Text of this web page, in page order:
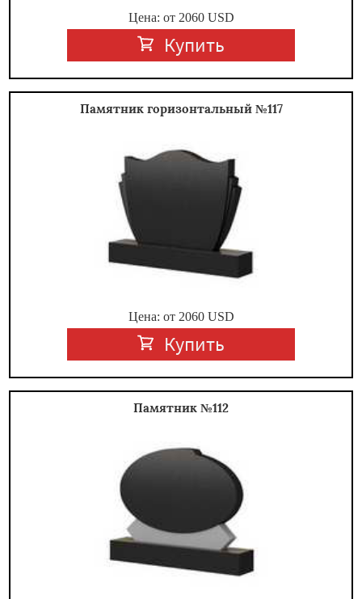
Цена: от 2060USD
Купить
Памятник горизонтальный №117
Цена: от 2060USD
Купить
Памятник №112